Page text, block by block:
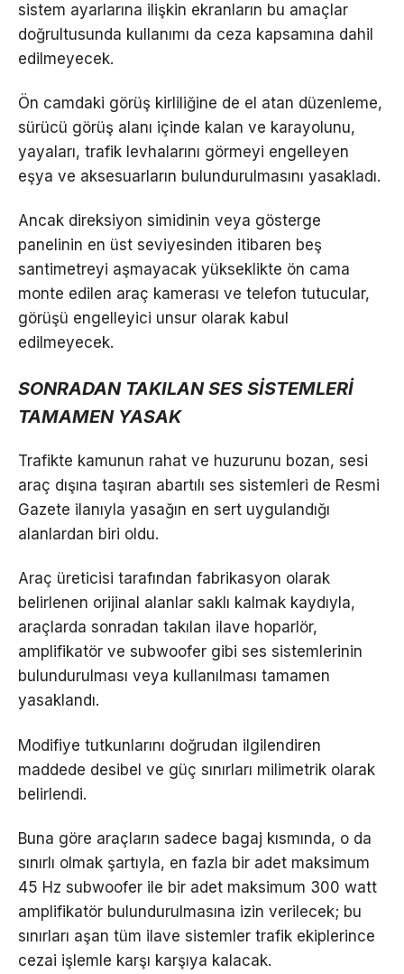
sistem ayarlarına ilişkin ekranların bu amaçlar
doğrultusunda kullanımı da ceza kapsamına dahil
edilmeyecek.
Ön camdaki görüş kirliliğine de el atan düzenleme,
sürücü görüş alanı içinde kalan ve karayolunu,
yayaları, trafik levhalarını görmeyi engelleyen
eşya ve aksesuarların bulundurulmasını yasakladı.
Ancak direksiyon simidinin veya gösterge
panelinin en üst seviyesinden itibaren beş
santimetreyi aşmayacak yükseklikte ön cama
monte edilen araç kamerası ve telefon tutucular,
görüşü engelleyici unsur olarak kabul
edilmeyecek.
SONRADAN TAKILAN SES SİSTEMLERİ
TAMAMEN YASAK
Trafikte kamunun rahat ve huzurunu bozan, sesi
araç dışına taşıran abartılı ses sistemleri de Resmi
Gazete ilanıyla yasağın en sert uygulandığı
alanlardan biri oldu.
Araç üreticisi tarafından fabrikasyon olarak
belirlenen orijinal alanlar saklı kalmak kaydıyla,
araçlarda sonradan takılan ilave hoparlör,
amplifikatör ve subwoofer gibi ses sistemlerinin
bulundurulması veya kullanılması tamamen
yasaklandı.
Modifiye tutkunlarını doğrudan ilgilendiren
maddede desibel ve güç sınırları milimetrik olarak
belirlendi.
Buna göre araçların sadece bagaj kısmında, o da
sınırlı olmak şartıyla, en fazla bir adet maksimum
45 Hz subwoofer ile bir adet maksimum 300 watt
amplifikatör bulundurulmasına izin verilecek; bu
sınırları aşan tüm ilave sistemler trafik ekiplerince
cezai işlemle karşı karşıya kalacak.